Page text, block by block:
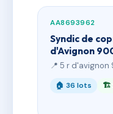
AA8693962
Syndic de
d'Avignon
📍 5 r
🏠 36 lots 🏗